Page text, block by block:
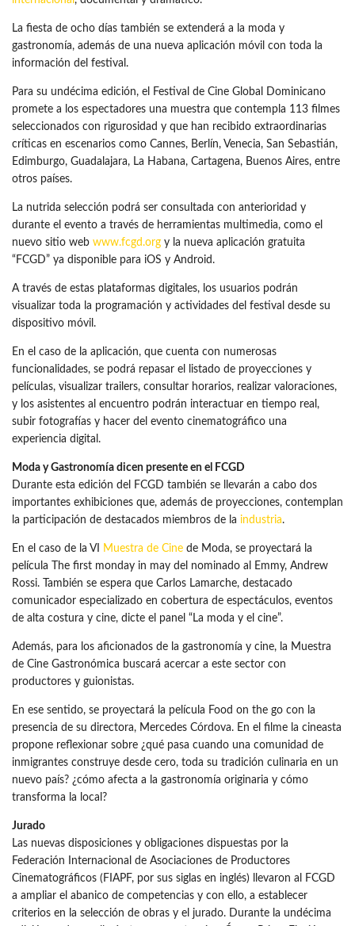
La fiesta de ocho días también se extenderá a la moda y
gastronomía, además de una nueva aplicación móvil con toda la
información del festival.
Para su undécima edición, el Festival de Cine Global Dominicano
promete a los espectadores una muestra que contempla 113 filmes
seleccionados con rigurosidad y que han recibido extraordinarias
críticas en escenarios como Cannes, Berlín, Venecia, San Sebastián,
Edimburgo, Guadalajara, La Habana, Cartagena, Buenos Aires, entre
otros países.
La nutrida selección podrá ser consultada con anterioridad y
durante el evento a través de herramientas multimedia, como el
nuevo sitio web www.fcgd.org y la nueva aplicación gratuita
“FCGD” ya disponible para iOS y Android.
A través de estas plataformas digitales, los usuarios podrán
visualizar toda la programación y actividades del festival desde su
dispositivo móvil.
En el caso de la aplicación, que cuenta con numerosas
funcionalidades, se podrá repasar el listado de proyecciones y
películas, visualizar trailers, consultar horarios, realizar valoraciones,
y los asistentes al encuentro podrán interactuar en tiempo real,
subir fotografías y hacer del evento cinematográfico una
experiencia digital.
Moda y Gastronomía dicen presente en el FCGD
Durante esta edición del FCGD también se llevarán a cabo dos
importantes exhibiciones que, además de proyecciones, contemplan
la participación de destacados miembros de la industria.
En el caso de la VI Muestra de Cine de Moda, se proyectará la
película The first monday in may del nominado al Emmy, Andrew
Rossi. También se espera que Carlos Lamarche, destacado
comunicador especializado en cobertura de espectáculos, eventos
de alta costura y cine, dicte el panel “La moda y el cine”.
Además, para los aficionados de la gastronomía y cine, la Muestra
de Cine Gastronómica buscará acercar a este sector con
productores y guionistas.
En ese sentido, se proyectará la película Food on the go con la
presencia de su directora, Mercedes Córdova. En el filme la cineasta
propone reflexionar sobre ¿qué pasa cuando una comunidad de
inmigrantes construye desde cero, toda su tradición culinaria en un
nuevo país? ¿cómo afecta a la gastronomía originaria y cómo
transforma la local?
Jurado
Las nuevas disposiciones y obligaciones dispuestas por la
Federación Internacional de Asociaciones de Productores
Cinematográficos (FIAPF, por sus siglas en inglés) llevaron al FCGD
a ampliar el abanico de competencias y con ello, a establecer
criterios en la selección de obras y el jurado. Durante la undécima